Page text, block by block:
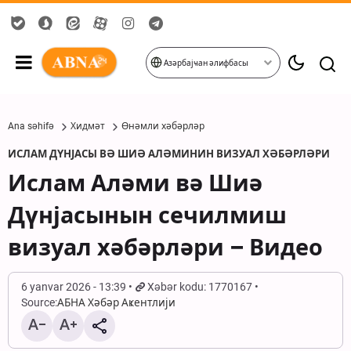
Азәрбајҹан әлифбасы
Ana səhifə Хидмәт Өнәмли хәбәрләр
ИСЛАМ ДҮНЈАСЫ ВӘ ШИӘ АЛӘМИНИН ВИЗУАЛ ХӘБӘРЛӘРИ
Ислам Аләми вә Шиә
Дүнјасынын сечилмиш
визуал хәбәрләри – Видео
6 yanvar 2026 - 13:39
Xəbər kodu: 1770167
Source:АБНА Хәбәр Аҝентлији